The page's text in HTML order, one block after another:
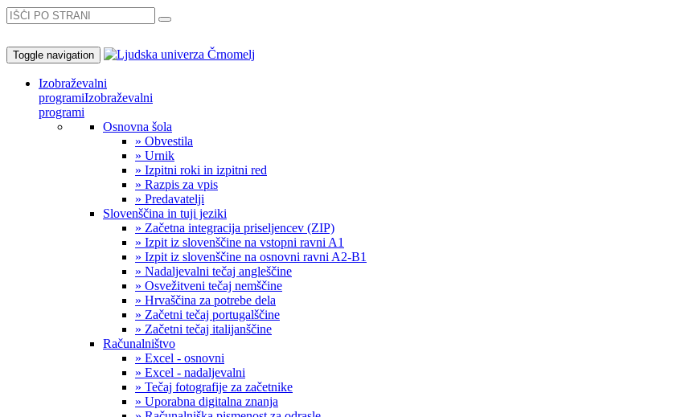
Toggle navigation
Izobraževalni
programiIzobraževalni
programi
Osnovna šola
» Obvestila
» Urnik
» Izpitni roki in izpitni red
» Razpis za vpis
» Predavatelji
Slovenščina in tuji jeziki
» Začetna integracija priseljencev (ZIP)
» Izpit iz slovenščine na vstopni ravni A1
» Izpit iz slovenščine na osnovni ravni A2-B1
» Nadaljevalni tečaj angleščine
» Osvežitveni tečaj nemščine
» Hrvaščina za potrebe dela
» Začetni tečaj portugalščine
» Začetni tečaj italijanščine
Računalništvo
» Excel - osnovni
» Excel - nadaljevalni
» Tečaj fotografije za začetnike
» Uporabna digitalna znanja